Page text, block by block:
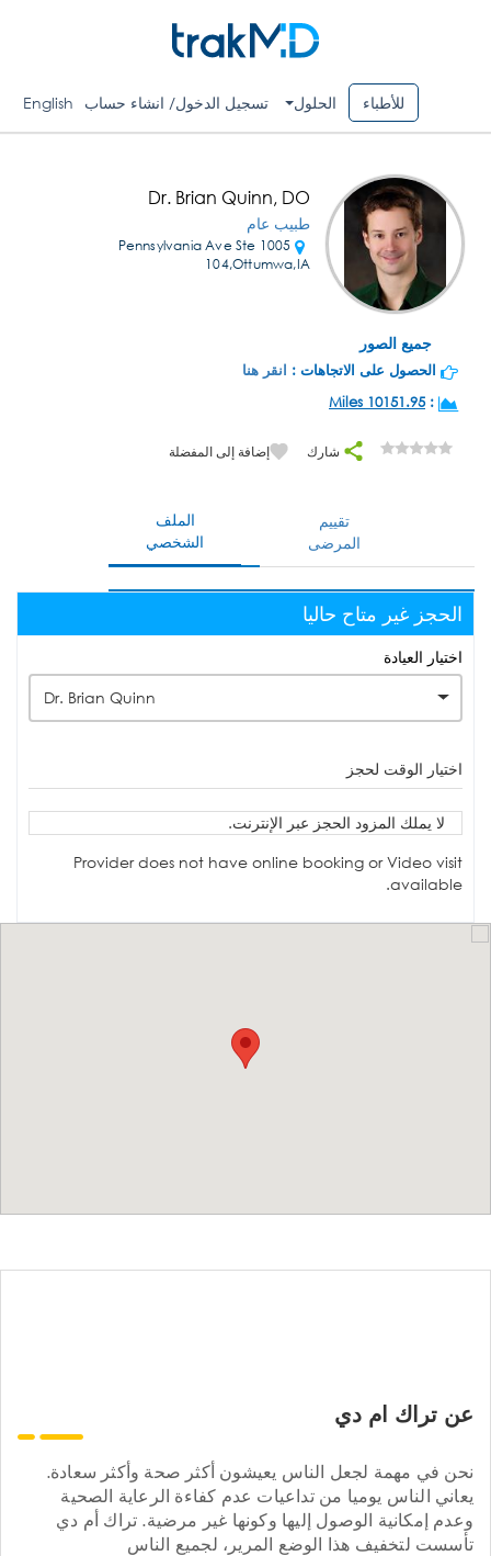
للأطباء الحلول تسجيل الدخول/ انشاء حساب English
جميع الصور
Dr. Brian Quinn, DO
طبيب عام
1005 Pennsylvania Ave Ste
104,Ottumwa,IA
الحصول على الاتجاهات : انقر هنا
:
10151.95 Miles
شارك إضافة إلى المفضلة
الملف
الشخصي
تقييم
المرضى
الحجز غير متاح حاليا
اختيار العيادة
Dr. Brian Quinn
اختيار الوقت لحجز
لا يملك المزود الحجز عبر الإنترنت.
Provider does not have online booking or Video visit
available.
عن تراك ام دي
نحن في مهمة لجعل الناس يعيشون أكثر صحة وأكثر سعادة.
يعاني الناس يوميا من تداعيات عدم كفاءة الرعاية الصحية
وعدم إمكانية الوصول إليها وكونها غير مرضية. تراك أم دي
تأسست لتخفيف هذا الوضع المرير، لجميع الناس